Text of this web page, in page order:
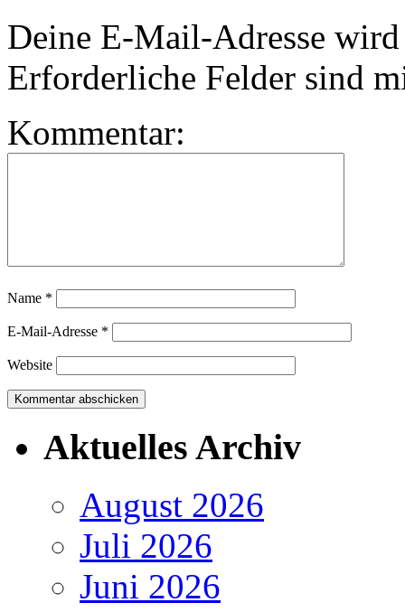
Deine E-Mail-Adresse
Erforderliche Felder sind
Kommentar:
Name *
E-Mail-Adresse *
Website
Aktuelles Archiv
August 2026
Juli 2026
Juni 2026